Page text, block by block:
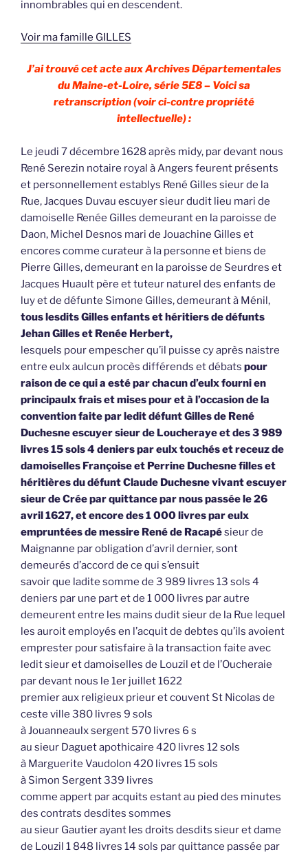
innombrables qui en descendent.
Voir ma famille GILLES
J’ai trouvé cet acte aux Archives Départementales
du Maine-et-Loire, série 5E8 – Voici sa
retranscription (voir ci-contre propriété
intellectuelle) :
Le jeudi 7 décembre 1628 après midy, par devant nous
René Serezin notaire royal à Angers feurent présents
et personnellement establys René Gilles sieur de la
Rue, Jacques Duvau escuyer sieur dudit lieu mari de
damoiselle Renée Gilles demeurant en la paroisse de
Daon, Michel Desnos mari de Jouachine Gilles et
encores comme curateur à la personne et biens de
Pierre Gilles, demeurant en la paroisse de Seurdres et
Jacques Huault père et tuteur naturel des enfants de
luy et de défunte Simone Gilles, demeurant à Ménil,
tous lesdits Gilles enfants et héritiers de défunts
Jehan Gilles et Renée Herbert,
lesquels pour empescher qu’il puisse cy après naistre
entre eulx aulcun procès différends et débats pour
raison de ce qui a esté par chacun d’eulx fourni en
principaulx frais et mises pour et à l’occasion de la
convention faite par ledit défunt Gilles de René
Duchesne escuyer sieur de Loucheraye et des 3 989
livres 15 sols 4 deniers par eulx touchés et receuz de
damoiselles Françoise et Perrine Duchesne filles et
héritières du défunt Claude Duchesne vivant escuyer
sieur de Crée par quittance par nous passée le 26
avril 1627, et encore des 1 000 livres par eulx
empruntées de messire René de Racapésieur de
Maignanne par obligation d’avril dernier, sont
demeurés d’accord de ce qui s’ensuit
savoir que ladite somme de 3 989 livres 13 sols 4
deniers par une part et de 1 000 livres par autre
demeurent entre les mains dudit sieur de la Rue lequel
les auroit employés en l’acquit de debtes qu’ils avoient
emprester pour satisfaire à la transaction faite avec
ledit sieur et damoiselles de Louzil et de l’Oucheraie
par devant nous le 1er juillet 1622
premier aux religieux prieur et couvent St Nicolas de
ceste ville 380 livres 9 sols
à Jouanneaulx sergent 570 livres 6 s
au sieur Daguet apothicaire 420 livres 12 sols
à Marguerite Vaudolon 420 livres 15 sols
à Simon Sergent 339 livres
comme appert par acquits estant au pied des minutes
des contrats desdites sommes
au sieur Gautier ayant les droits desdits sieur et dame
de Louzil 1 848 livres 14 sols par quittance passée par